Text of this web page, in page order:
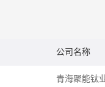
公司名称
青海聚能钛